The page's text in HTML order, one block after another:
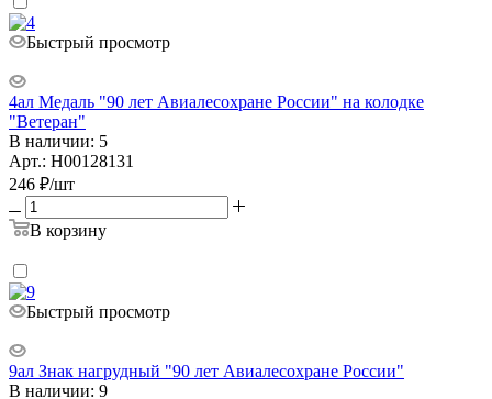
Быстрый просмотр
4ал Медаль "90 лет Авиалесохране России" на колодке
"Ветеран"
В наличии: 5
Арт.: Н00128131
246 ₽/шт
В корзину
Быстрый просмотр
9ал Знак нагрудный "90 лет Авиалесохране России"
В наличии: 9